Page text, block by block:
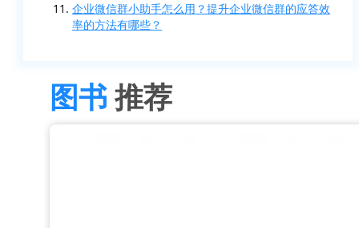
企业微信群小助手怎么用？提升企业微信群的应答效
率的方法有哪些？
图书推荐